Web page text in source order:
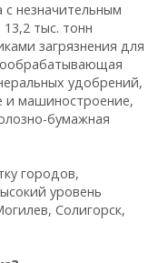
с незначительным
тыс. тонн
загрязнения для
удобрений,
и машиностроение,
бумажная
городов,
уровень
Солигорск,